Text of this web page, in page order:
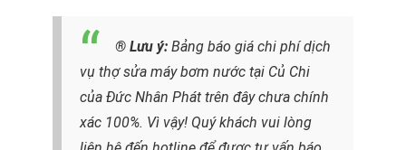
® Lưu ý: Bảng báo giá chi phí dịch
vụ thợ sửa máy bơm nước tại Củ Chi
của Đức Nhân Phát trên đây chưa chính
xác 100%. Vì vậy! Quý khách vui lòng